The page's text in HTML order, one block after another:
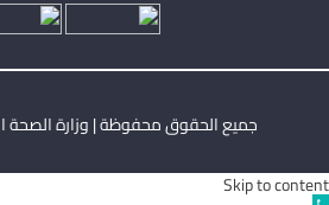
جميع الحقوق محفوظة | وزارة الصحة
Skip to content